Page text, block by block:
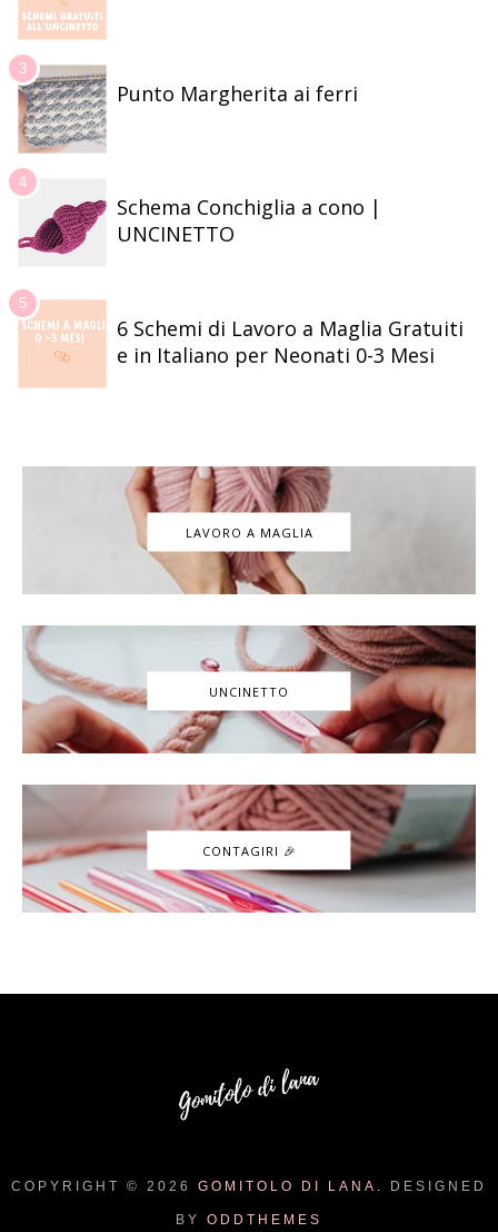
Punto Margherita ai ferri
Schema Conchiglia a cono |
UNCINETTO
6 Schemi di Lavoro a Maglia Gratuiti
e in Italiano per Neonati 0-3 Mesi
LAVORO A MAGLIA
UNCINETTO
CONTAGIRI 🎉
COPYRIGHT © 2026 GOMITOLO DI LANA. DESIGNED
BY ODDTHEMES